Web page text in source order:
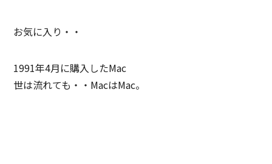
お気に入り・・
1991年4月に購入したMac
世は流れても・・MacはMac。